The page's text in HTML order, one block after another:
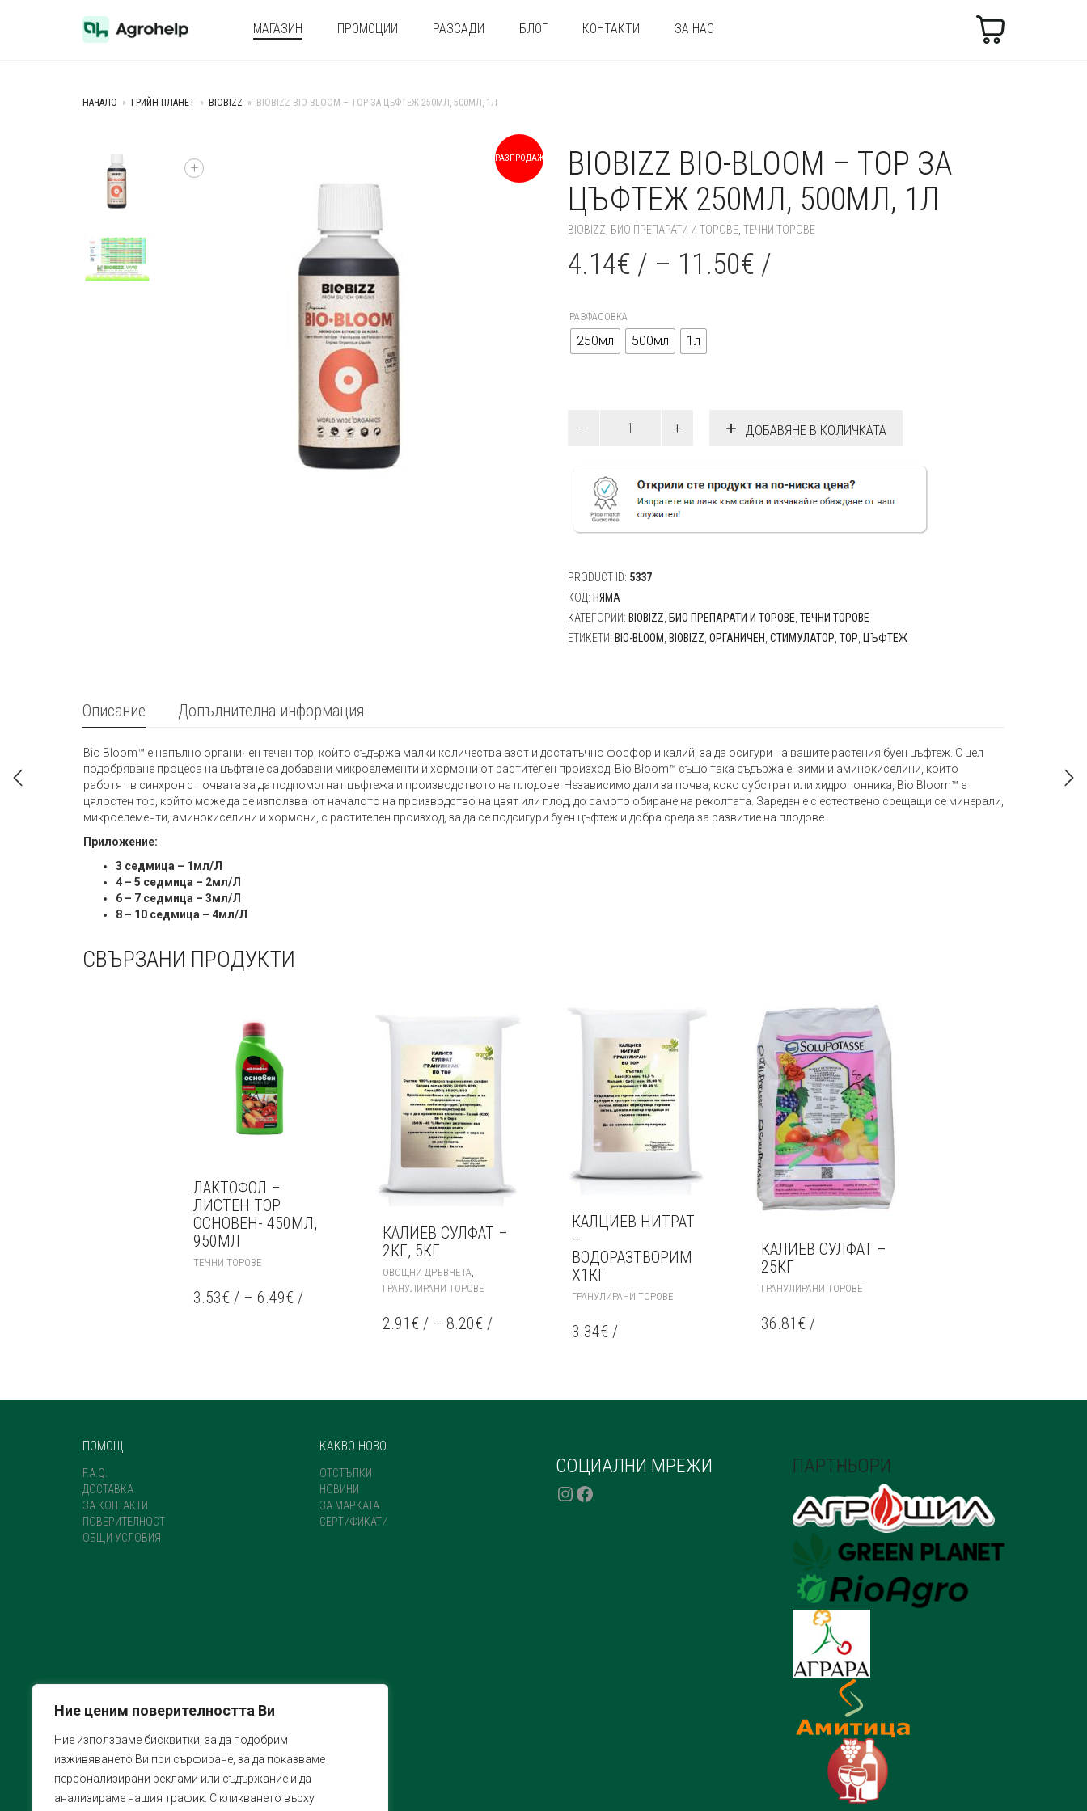
Ние ценим поверителността Ви
Ние използваме бисквитки, за да подобрим
изживяването Ви при сърфиране, за да показваме
персонализирани реклами или съдържание и да
анализираме нашия трафик. С кликването върху
МАГАЗИН ПРОМОЦИИ РАЗСАДИ БЛОГ КОНТАКТИ ЗА НАС Търсене
НАЧАЛО » ГРИЙН ПЛАНЕТ » BIOBIZZ » BIOBIZZ BIO-BLOOM – ТОР ЗА ЦЪФТЕЖ 250МЛ, 500МЛ, 1Л
РАЗПРОДАЖБА!
+
BIOBIZZ BIO-BLOOM – ТОР ЗА
ЦЪФТЕЖ 250МЛ, 500МЛ, 1Л
BIOBIZZ БИО ПРЕПАРАТИ И ТОРОВЕ ТЕЧНИ ТОРОВЕ
4.14€ / – 11.50€ /
РАЗФАСОВКА
250мл 500мл 1л
Bloom
за
500мл,
1л
ДОБАВЯНЕ В КОЛИЧКАТА
PRODUCT ID: 5337
КОД: НЯМА
КАТЕГОРИИ: BIOBIZZ БИО ПРЕПАРАТИ И ТОРОВЕ ТЕЧНИ ТОРОВЕ
ЕТИКЕТИ: BIO-BLOOM BIOBIZZ ОРГАНИЧЕН СТИМУЛАТОР ТОР ЦЪФТЕЖ
Описание Допълнителна информация
Bio Bloom™ е напълно органичен течен тор, който съдържа малки количества азот и достатъчно фосфор и калий, за да осигури на вашите растения буен цъфтеж. С цел
подобряване процеса на цъфтене са добавени микроелементи и хормони от растителен произход. Bio Bloom™ също така съдържа ензими и аминокиселини, които
работят в синхрон с почвата за да подпомогнат цъфтежа и производството на плодове. Независимо дали за почва, коко субстрат или хидропонника, Bio Bloom™ е
цялостен тор, който може да се използва от началото на производство на цвят или плод, до самото обиране на реколтата. Зареден е с естествено срещащи се минерали,
микроелементи, аминокиселини и хормони, с растителен произход, за да се подсигури буен цъфтеж и добра среда за развитие на плодове.
Приложение:
3 седмица – 1мл/Л
4 – 5 седмица – 2мл/Л
6 – 7 седмица – 3мл/Л
8 – 10 седмица – 4мл/Л
СВЪРЗАНИ ПРОДУКТИ
ЛАКТОФОЛ –
ЛИСТЕН ТОР
ОСНОВЕН- 450МЛ,
950МЛ
ТЕЧНИ ТОРОВЕ
HAS
MULTIPLE
CHOSEN
3.53€ / – 6.49€ /
КАЛИЕВ СУЛФАТ –
2КГ, 5КГ
ОВОЩНИ ДРЪВЧЕТА
ГРАНУЛИРАНИ ТОРОВЕ
PRODUCT
2.91 € / – 8.20€ /
КАЛЦИЕВ НИТРАТ
–
ВОДОРАЗТВОРИМ
Х1КГ
ГРАНУЛИРАНИ ТОРОВЕ
3.34€ /
КАЛИЕВ СУЛФАТ –
25КГ
ГРАНУЛИРАНИ ТОРОВЕ
36.81 € /
ПОМОЩ
F.A.Q.
ДОСТАВКА
ЗА КОНТАКТИ
ПОВЕРИТЕЛНОСТ
ОБЩИ УСЛОВИЯ
КАКВО НОВО
ОТСТЪПКИ
НОВИНИ
ЗА МАРКАТА
СЕРТИФИКАТИ
СОЦИАЛНИ МРЕЖИ
INSTAGRAM
FACEBOOK
ПАРТНЬОРИ